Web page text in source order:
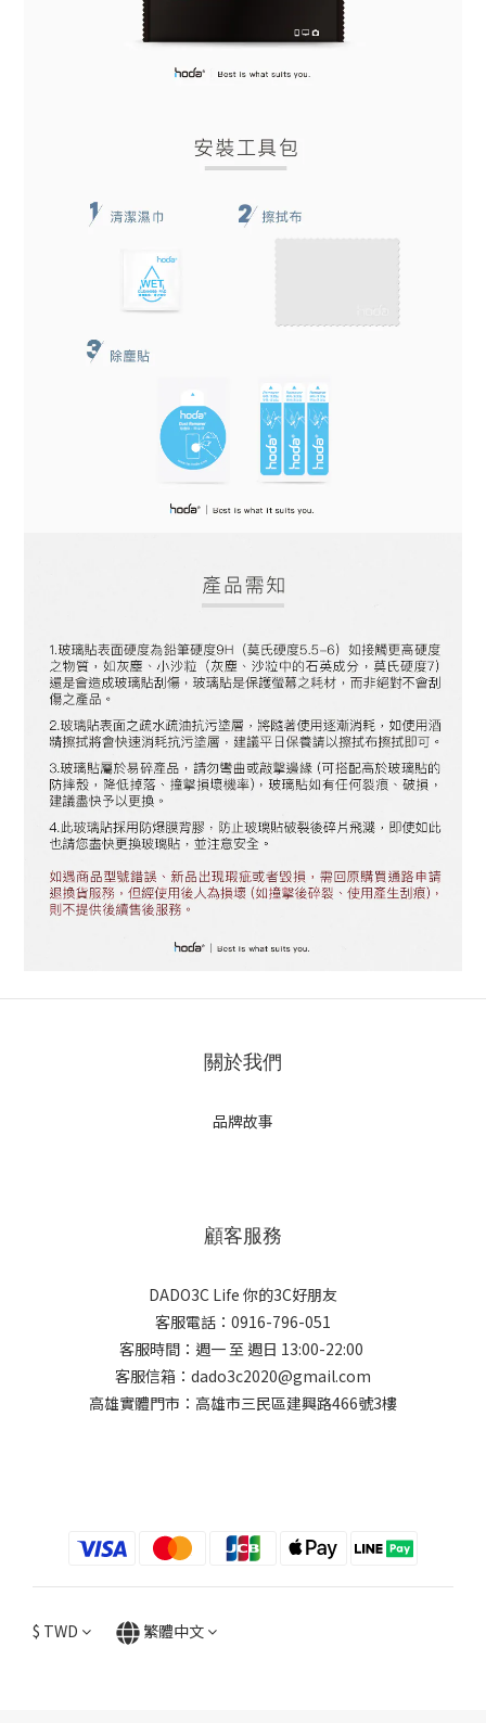
關於我們
品牌故事
顧客服務
DADO3C Life 你的3C好朋友
客服電話：0916-796-051
客服時間：週一 至 週日 13:00-22:00
客服信箱：dado3c2020@gmail.com
高雄實體門市：高雄市三民區建興路466號3樓
$ TWD 繁體中文